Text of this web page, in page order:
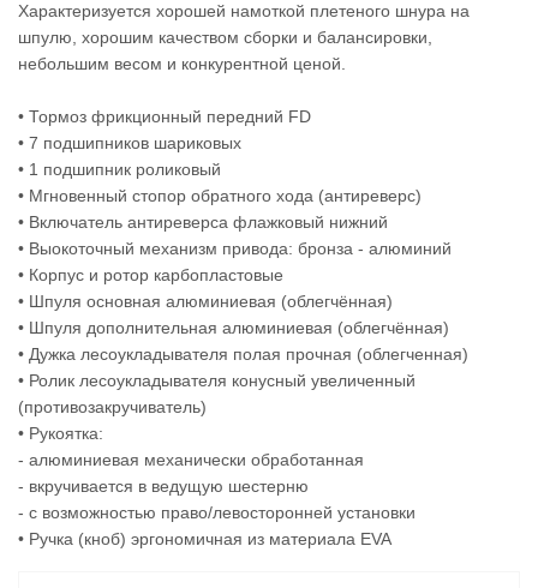
Характеризуется хорошей намоткой плетеного шнура на
шпулю, хорошим качеством сборки и балансировки,
небольшим весом и конкурентной ценой.
• Тормоз фрикционный передний FD
• 7 подшипников шариковых
• 1 подшипник роликовый
• Мгновенный стопор обратного хода (антиреверс)
• Включатель антиреверса флажковый нижний
• Выокоточный механизм привода: бронза - алюминий
• Корпус и ротор карбопластовые
• Шпуля основная алюминиевая (облегчённая)
• Шпуля дополнительная алюминиевая (облегчённая)
• Дужка лесоукладывателя полая прочная (облегченная)
• Ролик лесоукладывателя конусный увеличенный
(противозакручиватель)
• Рукоятка:
- алюминиевая механически обработанная
- вкручивается в ведущую шестерню
- с возможностью право/левосторонней установки
• Ручка (кноб) эргономичная из материала EVA